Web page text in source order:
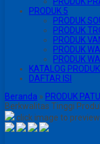
PRODUK 5
PRODUK
PRODUK
PRODUK
PRODUK
PRODUK
KATALOG PRODUK
DAFTAR ISI
Beranda » PRODUK
Berkwalitas Tinggi
click image to preview